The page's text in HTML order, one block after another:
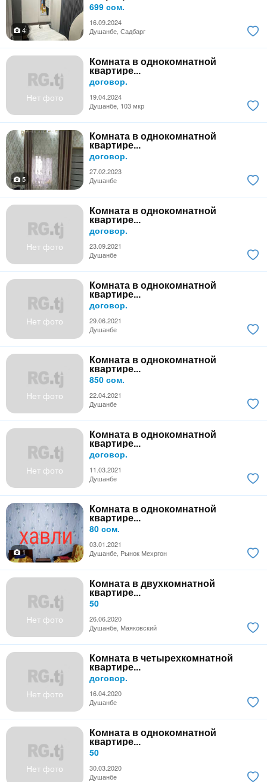
699 сом.
16.09.2024
4
Душанбе, Садбарг
Нет фото
Комната в однокомнатной
квартире...
договор.
19.04.2024
Душанбе, 103 мкр
Комната в однокомнатной
квартире...
договор.
27.02.2023
5
Душанбе
Нет фото
Комната в однокомнатной
квартире...
договор.
23.09.2021
Душанбе
Нет фото
Комната в однокомнатной
квартире...
договор.
29.06.2021
Душанбе
Нет фото
Комната в однокомнатной
квартире...
850 сом.
22.04.2021
Душанбе
Нет фото
Комната в однокомнатной
квартире...
договор.
11.03.2021
Душанбе
Комната в однокомнатной
квартире...
80 сом.
03.01.2021
1
Душанбе, Рынок Мехргон
Нет фото
Комната в двухкомнатной
квартире...
50
26.06.2020
Душанбе, Маяковский
Нет фото
Комната в четырехкомнатной
квартире...
договор.
16.04.2020
Душанбе
Нет фото
Комната в однокомнатной
квартире...
50
30.03.2020
Душанбе